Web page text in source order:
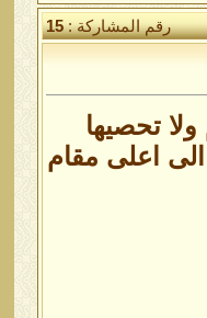
رقم المشاركة :15
تحصيها
الى اعلى مقام